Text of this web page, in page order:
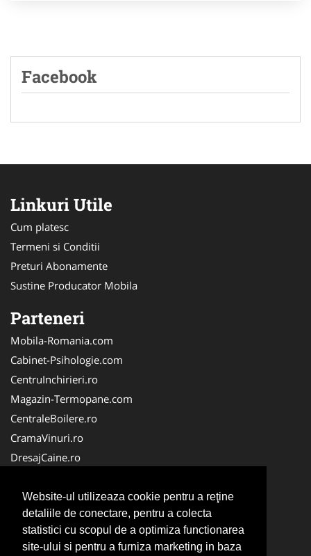
Website-ul utilizeaza cookie pentru a reţine
detaliile de conectare, pentru a colecta
statistici cu scopul de a optimiza functionarea
site-ului si pentru a furniza marketing in baza
Facebook
Linkuri Utile
Cum platesc
Termeni si Conditii
Preturi Abonamente
Sustine Producator Mobila
Parteneri
Mobila-Romania.com
Cabinet-Psihologie.com
CentruInchirieri.ro
Magazin-Termopane.com
CentraleBoilere.ro
CramaVinuri.ro
DresajCaine.ro
Alpinist-Utilitar.com
Birouri-Cadastru.ro
FirmaTractariAuto.ro